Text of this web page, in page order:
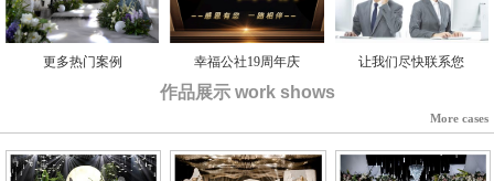
更多热门案例 幸福公社19周年庆 让我们尽快联系您
作品展示 work shows
More cases